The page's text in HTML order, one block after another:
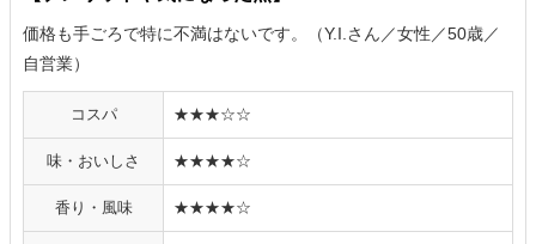
価格も手ごろで特に不満はないです。（Y.I.さん／女性／50歳／
自営業）
コスパ ★★★☆☆
味・おいしさ ★★★★☆
香り・風味 ★★★★☆